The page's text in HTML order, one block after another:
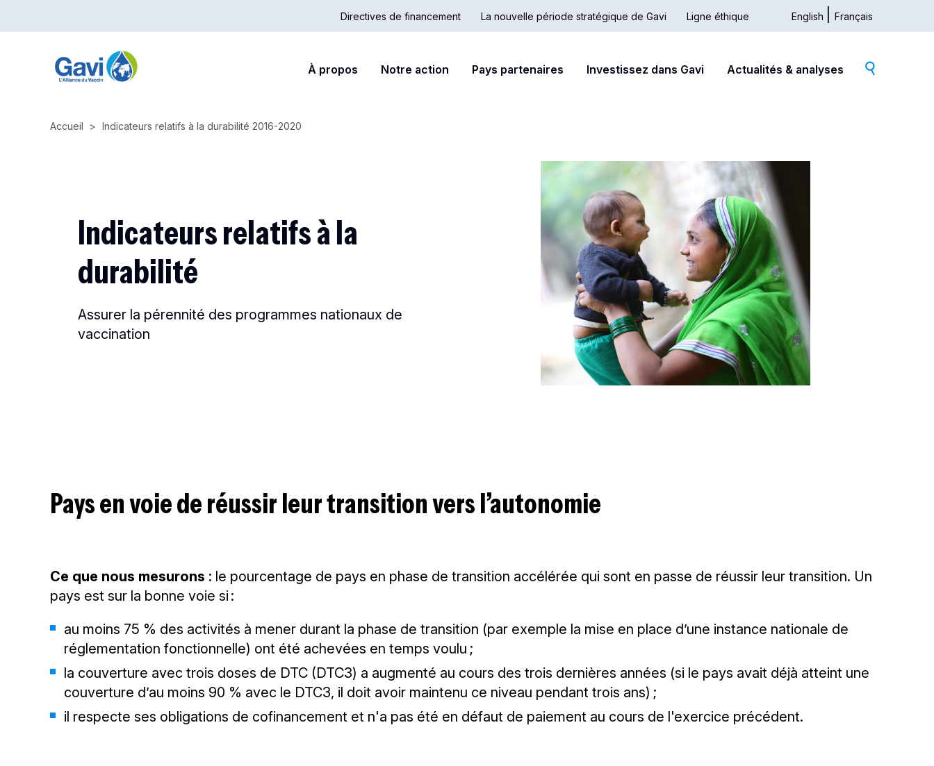
to
Hub
Directives de financement
nav
La nouvelle période stratégique de Gavi Ligne éthique English Français
Main
navigation
À propos Notre action Pays partenaires Investissez dans Gavi Actualités & analyses
Accueil Indicateurs relatifs à la durabilité 2016-2020
Indicateurs relatifs à la
durabilité
Assurer la pérennité des programmes nationaux de
vaccination
Pays en voie de réussir leur transition vers l’autonomie
Ce que nous mesurons : le pourcentage de pays en phase de transition accélérée qui sont en passe de réussir leur transition. Un
pays est sur la bonne voie si :
au moins 75 % des activités à mener durant la phase de transition (par exemple la mise en place d’une instance nationale de
réglementation fonctionnelle) ont été achevées en temps voulu ;
la couverture avec trois doses de DTC (DTC3) a augmenté au cours des trois dernières années (si le pays avait déjà atteint une
couverture d’au moins 90 % avec le DTC3, il doit avoir maintenu ce niveau pendant trois ans) ;
il respecte ses obligations de cofinancement et n'a pas été en défaut de paiement au cours de l'exercice précédent.